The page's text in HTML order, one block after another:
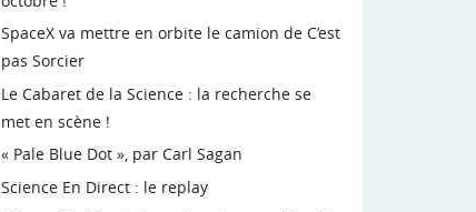
SpaceX va mettre en orbite le camion de C’est
pas Sorcier
Le Cabaret de la Science : la recherche se
met en scène !
« Pale Blue Dot », par Carl Sagan
Science En Direct : le replay